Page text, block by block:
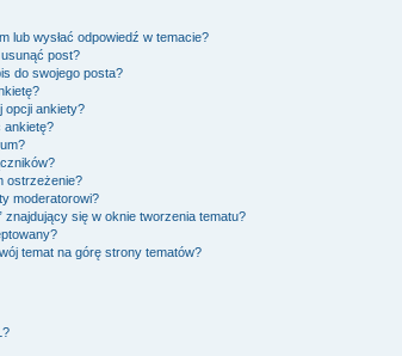
lub wysłać odpowiedź w temacie?
post?
do swojego posta?
opcji ankiety?
ankietę?
ostrzeżenie?
moderatorowi?
znajdujący się w oknie tworzenia tematu?
temat na górę strony tematów?